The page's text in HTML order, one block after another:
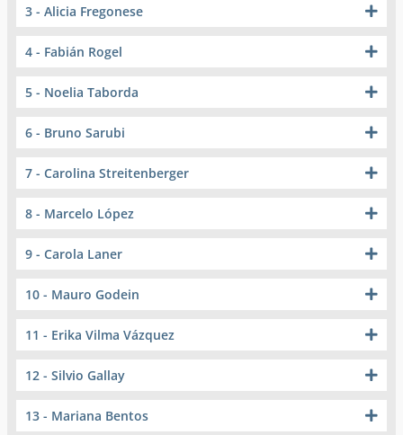
3 - Alicia Fregonese
4 - Fabián Rogel
5 - Noelia Taborda
6 - Bruno Sarubi
7 - Carolina Streitenberger
8 - Marcelo López
9 - Carola Laner
10 - Mauro Godein
11 - Erika Vilma Vázquez
12 - Silvio Gallay
13 - Mariana Bentos